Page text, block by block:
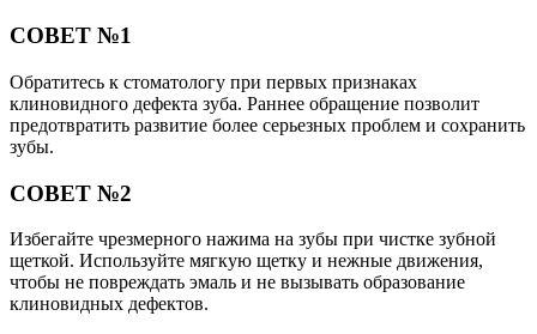
СОВЕТ №1
Обратитесь к стоматологу при первых признаках
клиновидного дефекта зуба. Раннее обращение позволит
предотвратить развитие более серьезных проблем и сохранить
зубы.
СОВЕТ №2
Избегайте чрезмерного нажима на зубы при чистке зубной
щеткой. Используйте мягкую щетку и нежные движения,
чтобы не повреждать эмаль и не вызывать образование
клиновидных дефектов.